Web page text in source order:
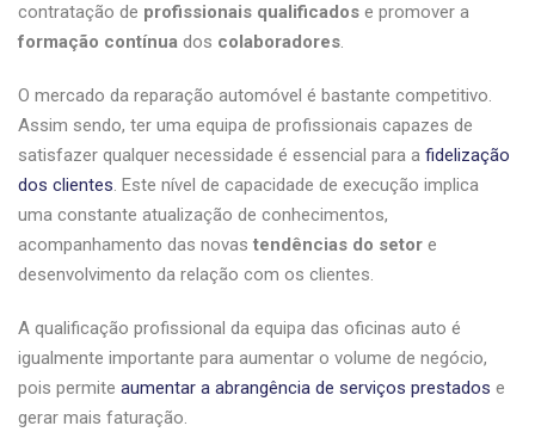
contratação de profissionais qualificados e promover a
formação contínua dos colaboradores.
O mercado da reparação automóvel é bastante competitivo.
Assim sendo, ter uma equipa de profissionais capazes de
satisfazer qualquer necessidade é essencial para a fidelização
dos clientes. Este nível de capacidade de execução implica
uma constante atualização de conhecimentos,
acompanhamento das novas tendências do setor e
desenvolvimento da relação com os clientes.
A qualificação profissional da equipa das oficinas auto é
igualmente importante para aumentar o volume de negócio,
pois permite aumentar a abrangência de serviços prestados e
gerar mais faturação.